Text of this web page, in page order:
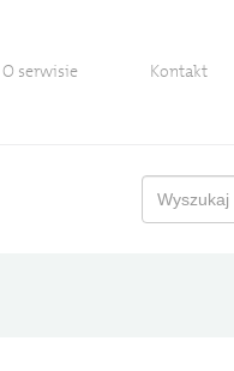
O serwisie Kontakt